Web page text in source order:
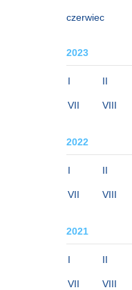
czerwiec
2023
I II
VII VIII
2022
I II
VII VIII
2021
I II
VII VIII